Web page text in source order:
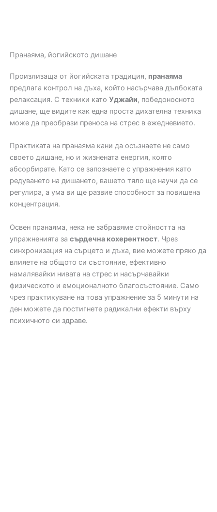
Пранаяма, йогийското дишане
Произлизаща от йогийската традиция, пранаяма
предлага контрол на дъха, който насърчава дълбоката
релаксация. С техники като Уджайи, победоносното
дишане, ще видите как една проста дихателна техника
може да преобрази преноса на стрес в ежедневието.
Практиката на пранаяма кани да осъзнаете не само
своето дишане, но и жизнената енергия, която
абсорбирате. Като се запознаете с упражнения като
редуването на дишането, вашето тяло ще научи да се
регулира, а ума ви ще развие способност за повишена
концентрация.
Освен пранаяма, нека не забравяме стойността на
упражненията за сърдечна кохерентност. Чрез
синхронизация на сърцето и дъха, вие можете пряко да
влияете на общото си състояние, ефективно
намалявайки нивата на стрес и насърчавайки
физическото и емоционалното благосъстояние. Само
чрез практикуване на това упражнение за 5 минути на
ден можете да постигнете радикални ефекти върху
психичното си здраве.